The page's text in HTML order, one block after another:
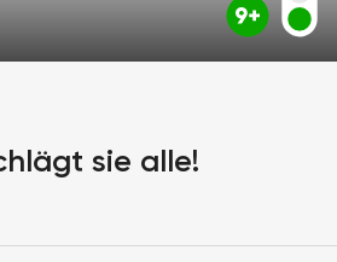
sie alle!